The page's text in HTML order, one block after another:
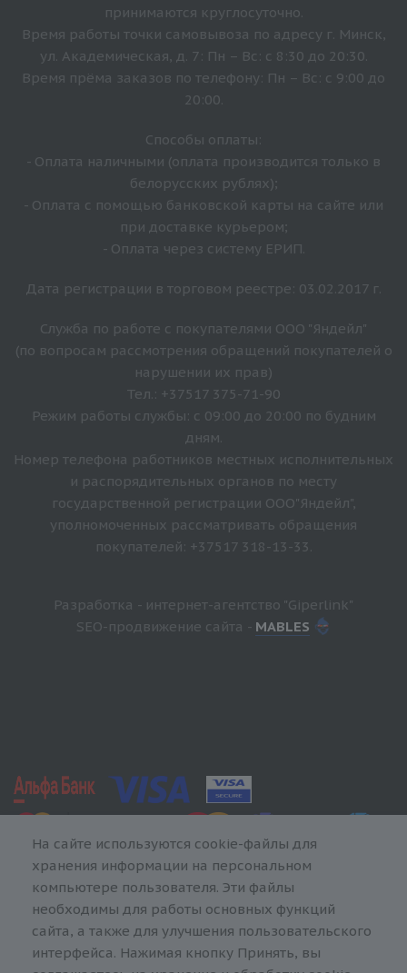
принимаются круглосуточно.
Время работы точки самовывоза по адресу г. Минск,
ул. Академическая, д. 7: Пн – Вс: с 8:30 до 20:30.
Время прёма заказов по телефону: Пн – Вс: с 9:00 до
20:00.
Способы оплаты:
- Оплата наличными (оплата производится только в
белорусских рублях);
- Оплата с помощью банковской карты на сайте или
при доставке курьером;
- Оплата через систему ЕРИП.
Дата регистрации в торговом реестре: 03.02.2017 г.
Служба по работе с покупателями ООО "Яндейл"
(по вопросам рассмотрения обращений покупателей о
нарушении их прав)
Тел.: +37517 375-71-90
Режим работы службы: с 09:00 до 20:00 по будним
дням.
Номер телефона работников местных исполнительных
и распорядительных органов по месту
государственной регистрации ООО"Яндейл",
уполномоченных рассматривать обращения
покупателей: +37517 318-13-33.
Разработка - интернет-агентство "Giperlink"
SEO-продвижение сайта - MABLES
На сайте используются cookie-файлы для
хранения информации на персональном
компьютере пользователя. Эти файлы
необходимы для работы основных функций
сайта, а также для улучшения пользовательского
интерфейса. Нажимая кнопку Принять, вы